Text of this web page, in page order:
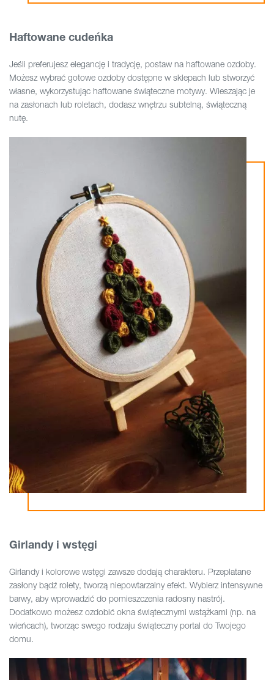
Haftowane cudeńka
Jeśli preferujesz elegancję i tradycję, postaw na haftowane ozdoby.
Możesz wybrać gotowe ozdoby dostępne w sklepach lub stworzyć
własne, wykorzystując haftowane świąteczne motywy. Wieszając je
na zasłonach lub roletach, dodasz wnętrzu subtelną, świąteczną
nutę.
Girlandy i wstęgi
Girlandy i kolorowe wstęgi zawsze dodają charakteru. Przeplatane
zasłony bądź rolety, tworzą niepowtarzalny efekt. Wybierz intensywne
barwy, aby wprowadzić do pomieszczenia radosny nastrój.
Dodatkowo możesz ozdobić okna świątecznymi wstążkami (np. na
wieńcach), tworząc swego rodzaju świąteczny portal do Twojego
domu.